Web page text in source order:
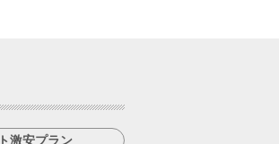
激安プラン